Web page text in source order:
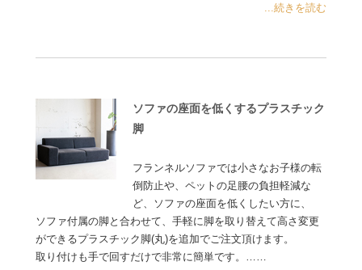
...続きを読む
ソファの座面を低くするプラスチック
脚
フランネルソファでは小さなお子様の転
倒防止や、ペットの足腰の負担軽減な
ど、ソファの座面を低くしたい方に、
ソファ付属の脚と合わせて、手軽に脚を取り替えて高さ変更
ができるプラスチック脚(丸)を追加でご注文頂けます。
取り付けも手で回すだけで非常に簡単です。……